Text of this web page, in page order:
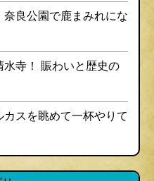
良公園で鹿まみれにな
寺！ 賑わいと歴史の
スを眺めて一杯やりて